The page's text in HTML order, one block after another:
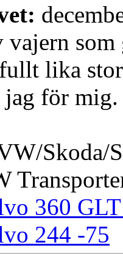
vajern
lika
för mig.
Skoda/
360
244 -75